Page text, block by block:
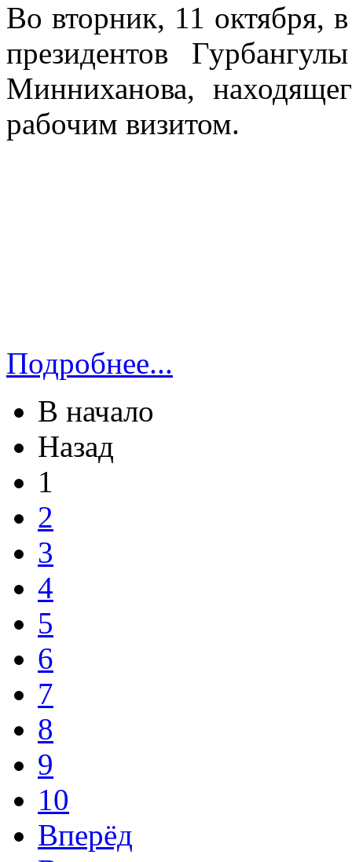
Во вторник, 11 октября,
президентов
Минниханова,
рабочим визитом.
Подробнее...
В начало
Назад
1
2
3
4
5
6
7
8
9
10
Вперёд